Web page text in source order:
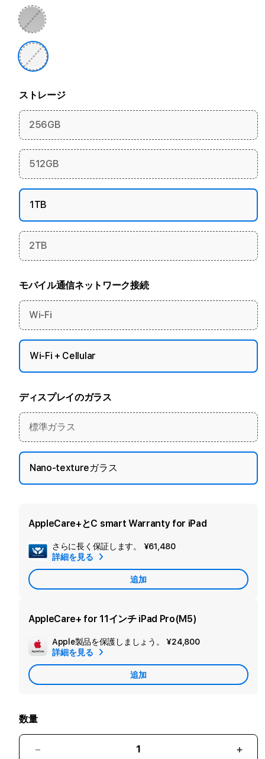
ストレージ
256GB
512GB
1TB
2TB
モバイル通信ネットワーク接続
Wi-Fi
Wi-Fi + Cellular
ディスプレイのガラス
標準ガラス
Nano-textureガラス
AppleCare+ for 11インチ iPad Pro(M5)
Apple製品を保護しましょう。¥24,800
詳細を見る
追加
AppleCare+とC smart Warranty for iPad
さらに長く保証します。 ¥61,480
詳細を見る
リ
保
追加
数量
11 11